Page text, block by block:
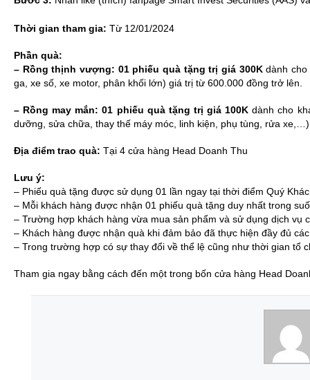
Thời gian tham gia: Từ 12/01/2024
Phần quà:
– Rồng thịnh vượng: 01 phiếu quà tặng trị giá 300Kdành
ga, xe số, xe motor, phân khối lớn) giá trị từ 600.000 đồng trở lên.
– Rồng may mắn: 01 phiếu quà tặng trị giá 100Kdành cho
dưỡng, sửa chữa, thay thế máy móc, linh kiện, phụ tùng, rửa
Địa điểm trao quà: Tại 4 cửa hàng Head Doanh Thu
Lưu ý:
– Phiếu quà tặng được sử dụng 01 lần ngay tại thời điểm Quý
– Mỗi khách hàng được nhận 01 phiếu quà tặng duy nhất trong
– Trường hợp khách hàng vừa mua sản phẩm và sử dụng dịch
– Khách hàng được nhận quà khi đảm bảo đã thực hiện đầy đủ
– Trong trường hợp có sự thay đổi về thể lệ cũng như thời gian tổ
Tham gia ngay bằng cách đến một trong bốn cửa hàng Head